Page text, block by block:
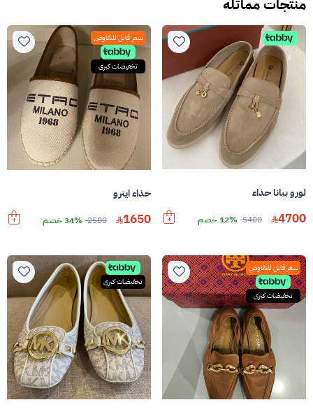
منتجات مماثله
لورو بيانا حذاء
4700
5400 12% خصم
سعر قابل للتفاوض
تخفيضات كبرى
حذاء ايترو
1650
2500 34% خصم
سعر قابل للتفاوض
تخفيضات كبرى
تخفيضات كبرى